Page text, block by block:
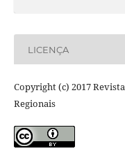
LICENÇA
Copyright (c) 2017
Regionais